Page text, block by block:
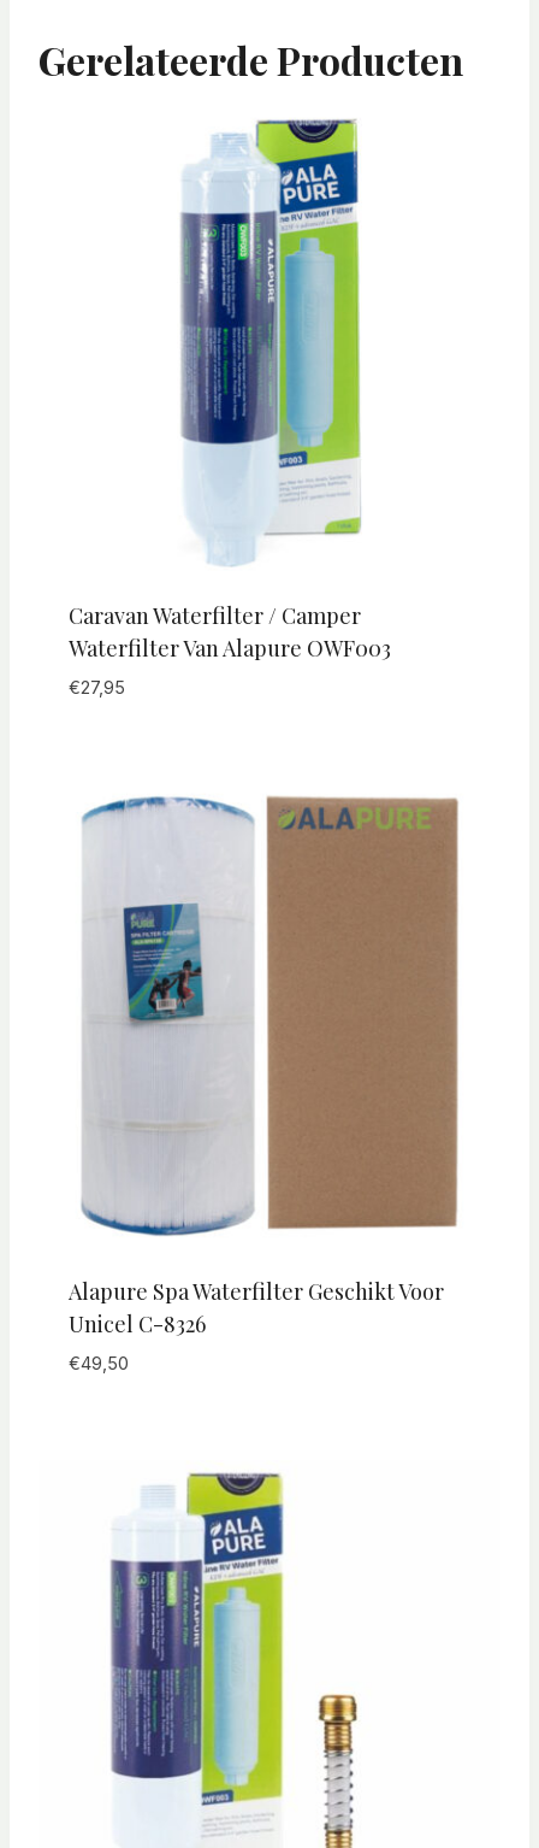
Gerelateerde Producten
Caravan Waterfilter / Camper
Waterfilter Van Alapure OWF003
€27,95
Alapure Spa Waterfilter Geschikt Voor
Unicel C-8326
€49,50